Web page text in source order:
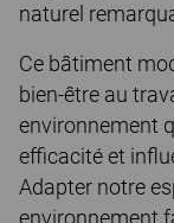
naturel
Ce bâtiment
bien-être au
environnement
efficacité et
Adapter notre